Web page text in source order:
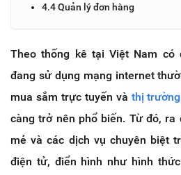
4.4 Quản lý đơn hàng
Theo thống kê tại Việt Nam có
đang sử dụng mạng internet
mua sắm trực tuyến và thị
càng trở nên phổ biến. Từ đó,
mẻ và các dịch vụ chuyên biệt
điện tử, điển hình như hình thức